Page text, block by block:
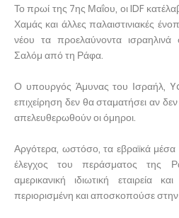
Το πρωί της 7ης Μαΐου, οι IDF
Χαμάς και άλλες παλαιστινιακές
νέου τα προελαύνοντα ισραηλινά
Σαλόμ από τη Ράφα.
Ο υπουργός Άμυνας του Ισραήλ,
επιχείρηση δεν θα σταματήσει αν
απελευθερωθούν οι όμηροι.
Αργότερα, ωστόσο, τα εβραϊκά
έλεγχος του περάσματος της
αμερικανική ιδιωτική εταιρεία
περιορισμένη και αποσκοπούσε